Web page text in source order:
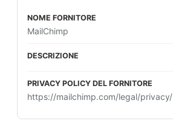
MailChimp
https://mailchimp.com/legal/privacy/